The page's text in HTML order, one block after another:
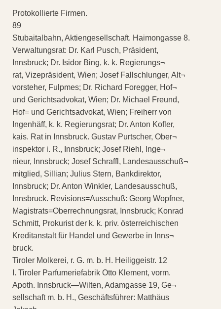
Protokollierte Firmen.
89
Stubaitalbahn, Aktiengesellschaft. Haimongasse 8.
Verwaltungsrat: Dr. Karl Pusch, Präsident,
Innsbruck; Dr. Isidor Bing, k. k. Regierungs¬
rat, Vizepräsident, Wien; Josef Fallschlunger, Alt¬
vorsteher, Fulpmes; Dr. Richard Foregger, Hof¬
und Gerichtsadvokat, Wien; Dr. Michael Freund,
Hof= und Gerichtsadvokat, Wien; Freiherr von
Ingenhäff, k. k. Regierungsrat; Dr. Anton Kofler,
kais. Rat in Innsbruck. Gustav Purtscher, Ober¬
inspektor i. R., Innsbruck; Josef Riehl, Inge¬
nieur, Innsbruck; Josef Schraffl, Landesausschuß¬
mitglied, Sillian; Julius Stern, Bankdirektor,
Innsbruck; Dr. Anton Winkler, Landesausschuß,
Innsbruck. Revisions=Ausschuß: Georg Wopfner,
Magistrats=Oberrechnungsrat, Innsbruck; Konrad
Schmitt, Prokurist der k. k. priv. österreichischen
Kreditanstalt für Handel und Gewerbe in Inns¬
bruck.
Tiroler Molkerei, r. G. m. b. H. Heiliggeistr. 12
I. Tiroler Parfumeriefabrik Otto Klement, vorm.
Apoth. Innsbruck—Wilten, Adamgasse 19, Ge¬
sellschaft m. b. H., Geschäftsführer: Matthäus